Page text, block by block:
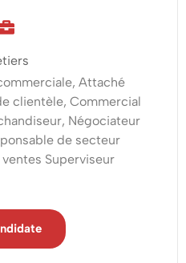
Attaché
clientèle, Commercial
Négociateur
de secteur
Superviseur